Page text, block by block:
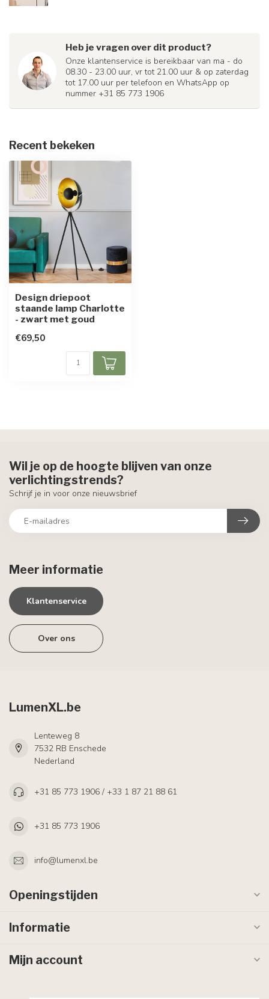
Heb je vragen over dit product?
Onze klantenservice is bereikbaar van ma - do
08.30 - 23.00 uur, vr tot 21.00 uur & op zaterdag
tot 17.00 uur per telefoon en WhatsApp op
nummer +31 85 773 1906
Recent bekeken
Design driepoot
staande lamp Charlotte
- zwart met goud
€69,50
Meer informatie
Klantenservice
Over ons
Wil je op de hoogte blijven van onze
verlichtingstrends?
Schrijf je in voor onze nieuwsbrief
LumenXL.be
Lenteweg 8
7532 RB Enschede
Nederland
+31 85 773 1906 / +33 1 87 21 88 61
+31 85 773 1906
info@lumenxl.be
Openingstijden
Informatie
Mijn account